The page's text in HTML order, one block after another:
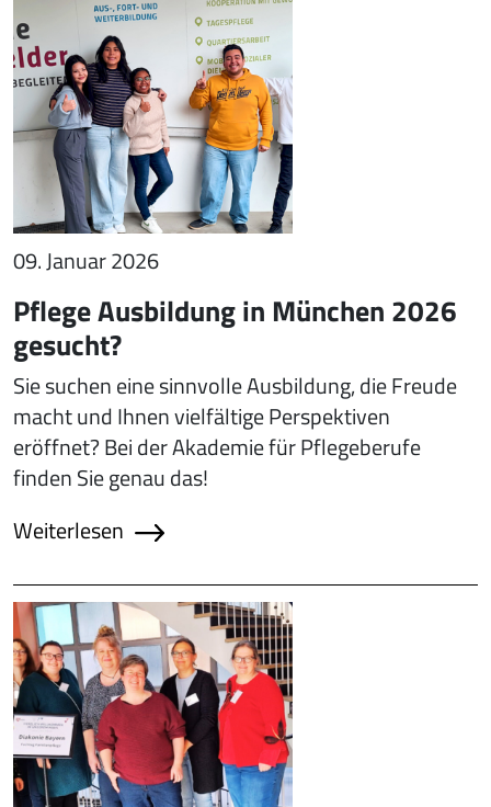
09. Januar 2026
Pflege Ausbildung in München 2026
gesucht?
Sie suchen eine sinnvolle Ausbildung, die Freude
macht und Ihnen vielfältige Perspektiven
eröffnet? Bei der Akademie für Pflegeberufe
finden Sie genau das!
Weiterlesen